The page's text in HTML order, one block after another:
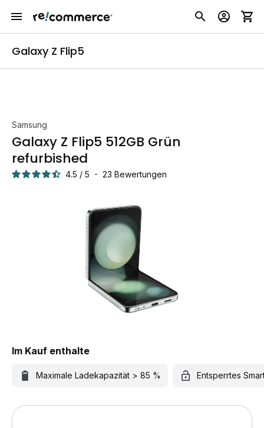
Galaxy Z Flip5
Samsung
Galaxy Z Flip5 512GB Grün
refurbished
4.5 / 5 - 23 Bewertungen
Im Kauf enthalte
Maximale Ladekapazität > 85 % Entsperrtes